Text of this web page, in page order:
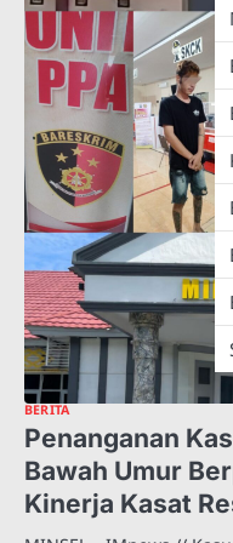
BERITA
Penanganan
Bawah Umur
Kinerja Kasat